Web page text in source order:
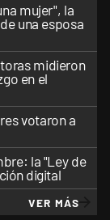
mujer", la
una esposa
midieron
en el
votaron a
la "Ley de
digital
VER MÁS